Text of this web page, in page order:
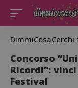
DimmiCosaCerchi
Concorso
Ricordi”:
Festival